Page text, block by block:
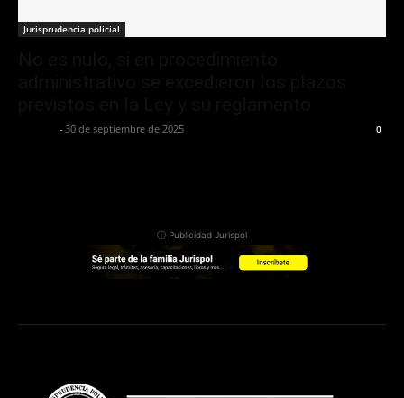
Jurisprudencia policial
- 30 de septiembre de 2025 0
ⓘ Publicidad Jurispol